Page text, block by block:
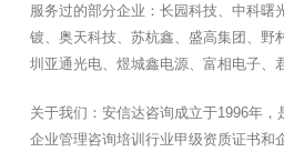
服务过的部分企业：长园科技、中科
镀、奥天科技、苏杭鑫、盛高集团、野
圳亚通光电、煜城鑫电源、富相电子、
关于我们：安信达咨询成立于1996年
企业管理咨询培训行业甲级资质证书和